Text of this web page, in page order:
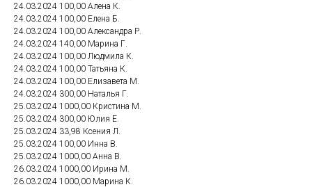
24.03.2024 100,00 Алена К.
24.03.2024 100,00 Елена Б.
24.03.2024 100,00 Александра Р.
24.03.2024 140,00 Марина Г.
24.03.2024 100,00 Людмила К.
24.03.2024 100,00 Татьяна К.
24.03.2024 100,00 Елизавета М.
24.03.2024 300,00 Наталья Г.
25.03.2024 1000,00 Кристина М.
25.03.2024 300,00 Юлия Е.
25.03.2024 33,98 Ксения Л.
25.03.2024 100,00 Инна В.
25.03.2024 1000,00 Анна В.
26.03.2024 1000,00 Ирина М.
26.03.2024 1000,00 Марина К.